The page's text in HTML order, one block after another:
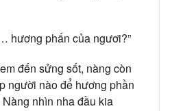
phấn của ngươi?”
đến sửng sốt, nàng còn
người nào để hương phần
nhìn nha đầu kia